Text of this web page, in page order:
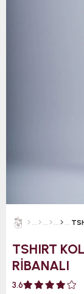
TSHIRT
RİBANALI
3.6